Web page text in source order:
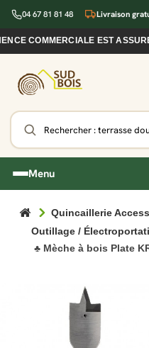
04 67 81 81 48 Livraison
EST
Menu
Quincaillerie
Outillage /
♣ Mèche à bois Plate